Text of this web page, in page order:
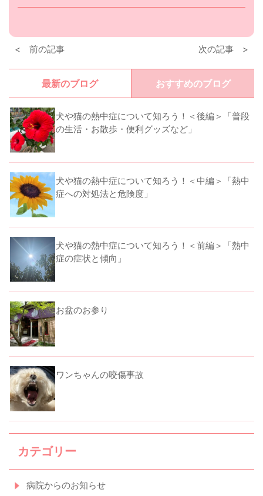
< 前の記事 次の記事 >
最新のブログ おすすめのブログ
犬や猫の熱中症について知ろう！＜後編＞「普段
の生活・お散歩・便利グッズなど」
犬や猫の熱中症について知ろう！＜中編＞「熱中
症への対処法と危険度」
犬や猫の熱中症について知ろう！＜前編＞「熱中
症の症状と傾向」
お盆のお参り
ワンちゃんの咬傷事故
カテゴリー
病院からのお知らせ